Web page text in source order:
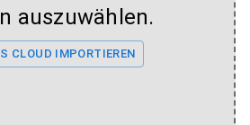
auszuwählen.
CLOUD IMPORTIEREN